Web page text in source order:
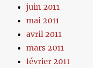
juin 2011
mai 2011
avril 2011
mars 2011
février 2011